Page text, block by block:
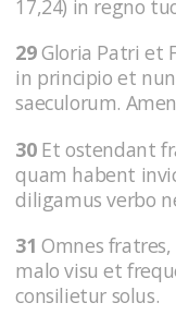
17,24) in regno
29Gloria Patri et
in principio et
saeculorum.
30Et ostendant
quam habent
diligamus verbo
31 Omnes
malo visu et
consilietur solus.